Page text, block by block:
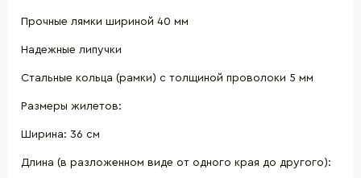
Прочные лямки шириной 40 мм
Надежные липучки
Стальные кольца (рамки) с толщиной проволоки 5 мм
Размеры жилетов:
Ширина: 36 см
Длина (в разложенном виде от одного края до другого):